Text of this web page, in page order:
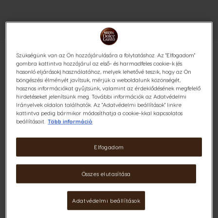
CAFÉ AU LAIT INTENSO 48
KAPSZULÁS CSOMAG
Élvezd a Café Au Lait Intenso-t, amely a merész robusta
kávé és a megfelelő mennyiségben hozzáadott tej
Szükségünk van az Ön hozzájárulására a folytatáshoz. Az "Elfogadom"
gombra kattintva hozzájárul az első- és harmadfeles cookie-k (és
hasonló eljárások) használatához, melyek lehetővé teszik, hogy az Ön
böngészési élményét javítsuk, mérjük a weboldalunk közönségét,
hasznos információkat gyűjtsünk, valamint az érdeklődésének megfelelő
hirdetéseket jelenítsünk meg. További információk az Adatvédelmi
Irányelvek oldalon találhatók. Az "Adatvédelmi beállítások" linkre
kattintva pedig bármikor módosíthatja a cookie-kkal kapcsolatos
beállításait.
Több információ
Összes elutasítása
Elfogadom
Adatvédelmi beállítások